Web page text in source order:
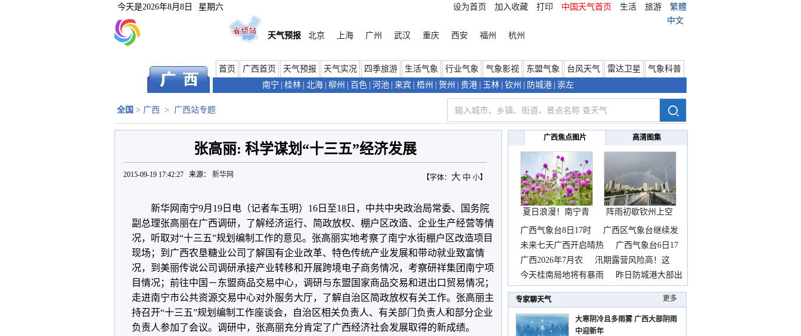
今天是2026年8月8日 星期六 设为首页 加入收藏 打印 中国天气首页 生活 旅游
繁體
中文
天气预报
北京 上海 广州 武汉 重庆 西安 福州 杭州
首页 广西首页 天气预报 天气实况 四季旅游 生活气象 行业气象 气象影视 东盟气象 台风天气 雷达卫星
气象科普
南宁
桂林 北海 柳州 百色 河池 来宾 梧州 贺州 贵港 玉林 钦州 防城港 崇左
全国 > 广西 > 广西站专题
张高丽: 科学谋划“十三五”经济发展
【字体： 大 中 小】
2015-09-19 17:42:27 来源： 新华网
新华网南宁9月19日电（记者车玉明）16日至18日，中共中央政治局常委、国务院
副总理张高丽在广西调研，了解经济运行、简政放权、棚户区改造、企业生产经营等情
况，听取对“十三五”规划编制工作的意见。张高丽实地考察了南宁水街棚户区改造项目
现场；到广西农垦糖业公司了解国有企业改革、特色传统产业发展和带动就业致富情
况，到美丽传说公司调研承接产业转移和开展跨境电子商务情况，考察研祥集团南宁项
目情况；前往中国－东盟商品交易中心，调研与东盟国家商品交易和进出口贸易情况；
走进南宁市公共资源交易中心对外服务大厅，了解自治区简政放权有关工作。张高丽主
持召开“十三五”规划编制工作座谈会，自治区相关负责人、有关部门负责人和部分企业
负责人参加了会议。调研中，张高丽充分肯定了广西经济社会发展取得的新成绩。
广西焦点图片 高清图集
夏日浪漫！南宁青
秀山
阵雨初歇钦州上空
邂逅
广西气象台8日17时
广西区气象台继续发
布
未来七天广西开启晴热
广西气象台6日17
时
广西2026年7月农
汛期露营风险高！这
份
今天桂南局地将有暴雨
昨日防城港大部出
现暴
专家聊天气 更多
大寒阴冷且多雨雾 广西大部阴雨
中迎新年